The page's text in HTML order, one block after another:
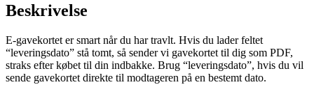
på
med
det
samme
antal
Beskrivelse
E-gavekortet er smart når du har travlt. Hvis du lader feltet
“leveringsdato” stå tomt, så sender vi gavekortet til dig som PDF,
straks efter købet til din indbakke. Brug “leveringsdato”, hvis du vil
sende gavekortet direkte til modtageren på en bestemt dato.